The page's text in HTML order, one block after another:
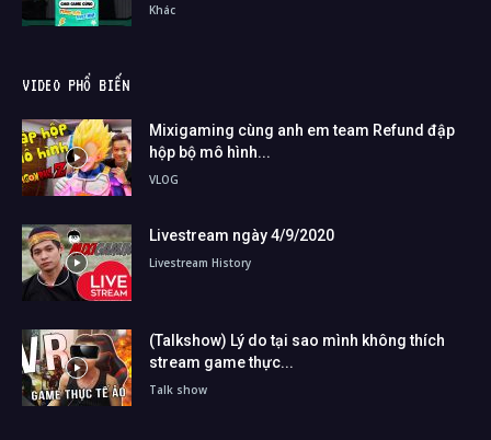
Khác
VIDEO PHỔ BIẾN
Mixigaming cùng anh em team Refund đập
hộp bộ mô hình...
VLOG
Livestream ngày 4/9/2020
Livestream History
(Talkshow) Lý do tại sao mình không thích
stream game thực...
Talk show